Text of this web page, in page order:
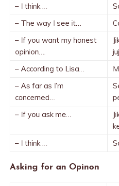
– I think …
– The way I see it…
– If you want my honest
opinion….
– According to Lisa…
– As far as I’m
concerned…
– If you ask me…
– I think …
Asking for an Opinon